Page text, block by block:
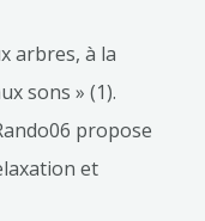
arbres, à la
sons » (1).
propose
et